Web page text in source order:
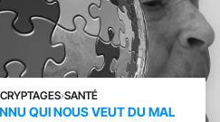
›SANTÉ
QUI NOUS VEUT DU MAL